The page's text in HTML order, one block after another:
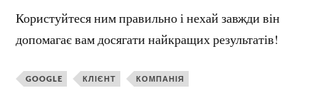
Користуйтеся ним правильно і нехай завжди він
допомагає вам досягати найкращих результатів!
GOOGLE КЛІЄНТ КОМПАНІЯ